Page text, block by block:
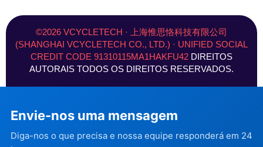
b
o
o
k
-
f
a
g
r
a
m
e
d
I
n
u
b
e
i
t
t
e
r
)
e
r
e
s
t
©2026 VCYCLETECH · 上海惟思恪科技有限公司
(SHANGHAI VCYCLETECH CO., LTD.) · UNIFIED SOCIAL
CREDIT CODE 91310115MA1HAKFU42 DIREITOS
AUTORAIS TODOS OS DIREITOS RESERVADOS.
Envie-nos uma mensagem
Diga-nos o que precisa e nossa equipe responderá em 24